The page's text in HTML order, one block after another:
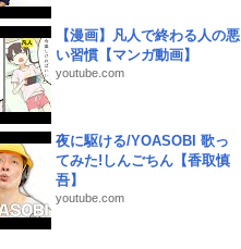
【漫画】凡人で終わる人の悪
い習慣【マンガ動画】
youtube.com
夜に駆ける/YOASOBI 歌っ
てみた!しんごちん【香取慎
吾】
youtube.com